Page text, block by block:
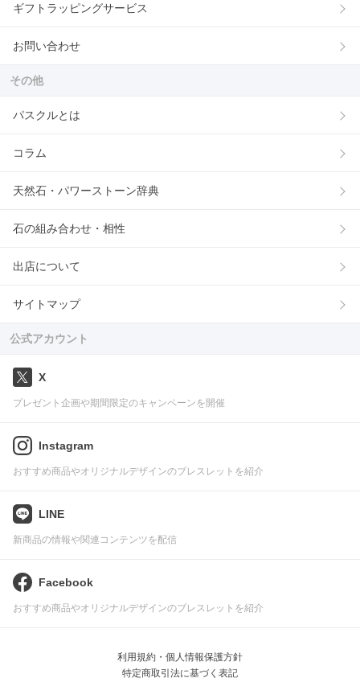
ギフトラッピングサービス
お問い合わせ
その他
パスクルとは
コラム
天然石・パワーストーン辞典
石の組み合わせ・相性
出店について
サイトマップ
公式アカウント
X
プレゼント企画や期間限定のキャンペーンを開催
Instagram
おすすめ商品やオリジナルデザインのブレスレットを紹介
LINE
新商品の情報や関連コンテンツを配信
Facebook
おすすめ商品やオリジナルデザインのブレスレットを紹介
利用規約・個人情報保護方針
特定商取引法に基づく表記